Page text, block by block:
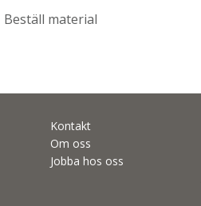
Beställ material
Kontakt
Om oss
Jobba hos oss